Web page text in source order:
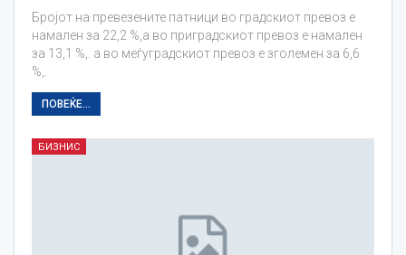
Бројот на превезените патници во градскиот превоз е
намален за 22,2 %,а во приградскиот превоз е намален
за 13,1 %,. а во меѓуградскиот превоз е зголемен за 6,6
%,.
ПОВЕЌЕ...
БИЗНИС